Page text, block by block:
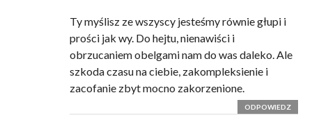
Ty myślisz ze wszyscy jesteśmy równie głupi i
prości jak wy. Do hejtu, nienawiści i
obrzucaniem obelgami nam do was daleko. Ale
szkoda czasu na ciebie, zakompleksienie i
zacofanie zbyt mocno zakorzenione.
ODPOWIEDZ